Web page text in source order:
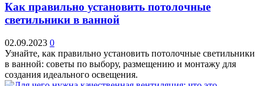
Как правильно установить потолочные
светильники в ванной
02.09.2023 0
Узнайте, как правильно установить потолочные светильники
в ванной: советы по выбору, размещению и монтажу для
создания идеального освещения.